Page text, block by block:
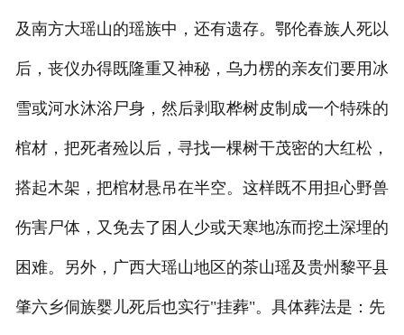
及南方大瑶山的瑶族中，还有遗存。鄂伦春族人死以
后，丧仪办得既隆重又神秘，乌力楞的亲友们要用冰
雪或河水沐浴尸身，然后剥取桦树皮制成一个特殊的
棺材，把死者殓以后，寻找一棵树干茂密的大红松，
搭起木架，把棺材悬吊在半空。这样既不用担心野兽
伤害尸体，又免去了困人少或天寒地冻而挖土深埋的
困难。另外，广西大瑶山地区的茶山瑶及贵州黎平县
肇六乡侗族婴儿死后也实行"挂葬"。具体葬法是：先